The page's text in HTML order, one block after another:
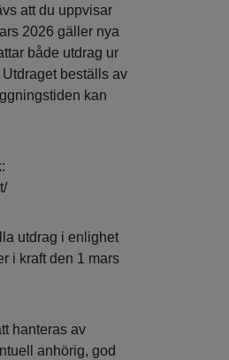
att du uppvisar
2026 gäller nya
både utdrag ur
beställs av
kan
utdrag i enlighet
i kraft den 1 mars
hanteras av
anhörig, god